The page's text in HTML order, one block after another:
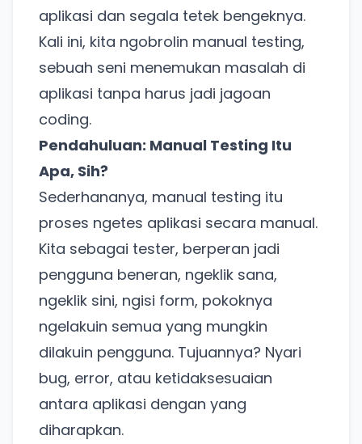
aplikasi dan segala tetek bengeknya.
Kali ini, kita ngobrolin manual testing,
sebuah seni menemukan masalah di
aplikasi tanpa harus jadi jagoan
coding.
Pendahuluan: Manual Testing Itu
Apa, Sih?
Sederhananya, manual testing itu
proses ngetes aplikasi secara manual.
Kita sebagai tester, berperan jadi
pengguna beneran, ngeklik sana,
ngeklik sini, ngisi form, pokoknya
ngelakuin semua yang mungkin
dilakuin pengguna. Tujuannya? Nyari
bug, error, atau ketidaksesuaian
antara aplikasi dengan yang
diharapkan.